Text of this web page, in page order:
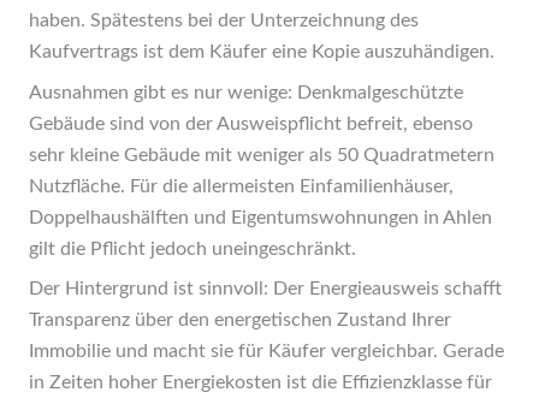
haben. Spätestens bei der Unterzeichnung des
Kaufvertrags ist dem Käufer eine Kopie auszuhändigen.
Ausnahmen gibt es nur wenige: Denkmalgeschützte
Gebäude sind von der Ausweispflicht befreit, ebenso
sehr kleine Gebäude mit weniger als 50 Quadratmetern
Nutzfläche. Für die allermeisten Einfamilienhäuser,
Doppelhaushälften und Eigentumswohnungen in Ahlen
gilt die Pflicht jedoch uneingeschränkt.
Der Hintergrund ist sinnvoll: Der Energieausweis schafft
Transparenz über den energetischen Zustand Ihrer
Immobilie und macht sie für Käufer vergleichbar. Gerade
in Zeiten hoher Energiekosten ist die Effizienzklasse für